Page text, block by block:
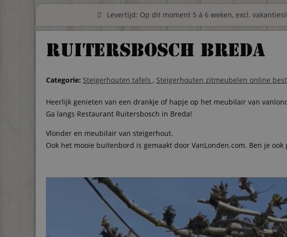
Levertijd: Op dit moment 5 á 6 weken, excl.
Ruitersbosch Breda
Categorie: Steigerhouten tafels , Steigerhouten zitmeubelen online
Heerlijk genieten van een drankje of hapje op het meubilair van
Ga langs Restaurant Ruitersbosch in Breda!
Vlonder en meubilair van steigerhout.
Ook het mooie buitenbord is gemaakt door VanLonden.com. Ben je